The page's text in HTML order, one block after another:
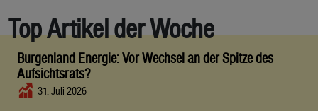
Top Artikel der Woche
Burgenland Energie: Vor Wechsel an der Spitze des
Aufsichtsrats?
31. Juli 2026